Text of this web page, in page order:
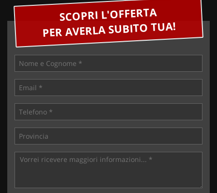
SCOPRI L'OFFERTA
PER AVERLA SUBITO TUA!